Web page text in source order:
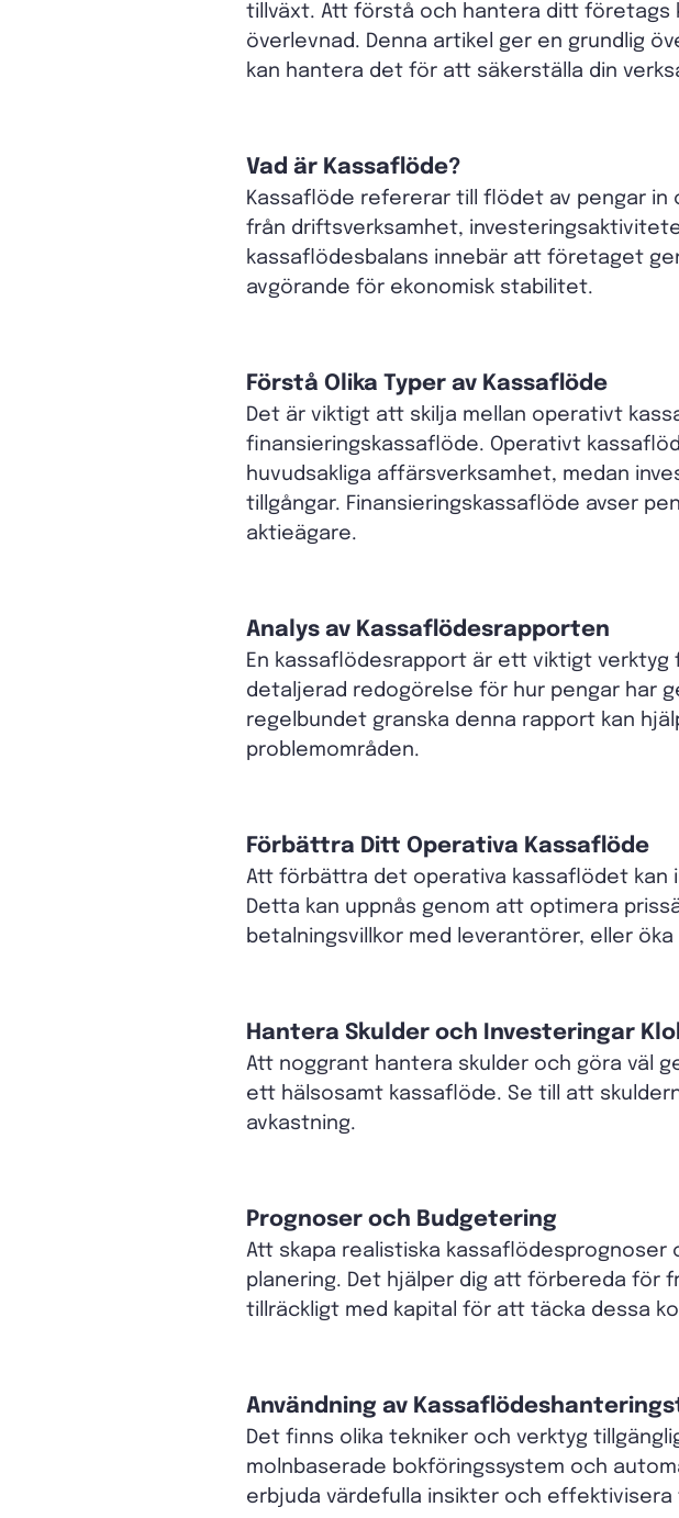
tillväxt. Att förstå och hantera ditt företags
överlevnad. Denna artikel ger en grundlig
kan hantera det för att säkerställa din
Vad är Kassaflöde?
Kassaflöde refererar till flödet av pengar
från driftsverksamhet,
kassaflödesbalans innebär att företaget
avgörande för ekonomisk stabilitet.
Förstå Olika Typer av Kassaflöde
Det är viktigt att skilja mellan operativt
finansieringskassaflöde. Operativt
huvudsakliga affärsverksamhet, medan
tillgångar. Finansieringskassaflöde avser
aktieägare.
Analys av Kassaflödesrapporten
En kassaflödesrapport är ett viktigt
detaljerad redogörelse för hur pengar har
regelbundet granska denna rapport kan
problemområden.
Förbättra Ditt Operativa Kassaflöde
Att förbättra det operativa kassaflödet kan
Detta kan uppnås genom att optimera
betalningsvillkor med leverantörer, eller
Hantera Skulder och Investeringar
Att noggrant hantera skulder och göra väl
ett hälsosamt kassaflöde. Se till att
avkastning.
Prognoser och Budgetering
Att skapa realistiska kassaflödesprognoser
planering. Det hjälper dig att förbereda
tillräckligt med kapital för att täcka dessa
Användning av
Det finns olika tekniker och verktyg
molnbaserade bokföringssystem och
erbjuda värdefulla insikter och effektivisera